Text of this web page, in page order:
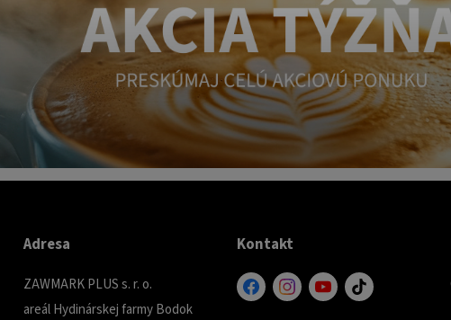
Adresa
ZAWMARK PLUS s. r. o.
areál Hydinárskej farmy Bodok
Kontakt